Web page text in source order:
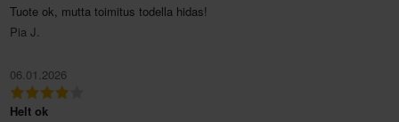
Tuote ok, mutta toimitus todella hidas!
Pia J.
06.01.2026
Helt ok